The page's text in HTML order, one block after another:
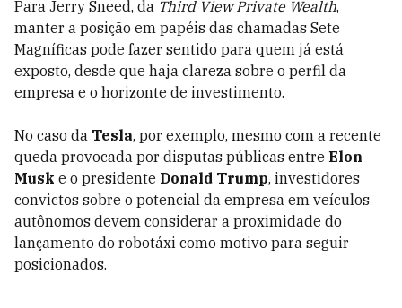
Para Jerry Sneed, da Third View Private Wealth,
manter a posição em papéis das chamadas Sete
Magníficas pode fazer sentido para quem já está
exposto, desde que haja clareza sobre o perfil da
empresa e o horizonte de investimento.
No caso da Tesla, por exemplo, mesmo com a recente
queda provocada por disputas públicas entre Elon
Musk e o presidente Donald Trump, investidores
convictos sobre o potencial da empresa em veículos
autônomos devem considerar a proximidade do
lançamento do robotáxi como motivo para seguir
posicionados.